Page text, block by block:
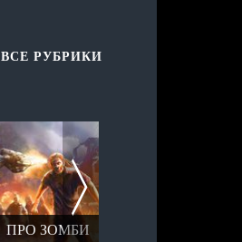
ПРО ЗОМБИ
ВСЕ РУБРИКИ